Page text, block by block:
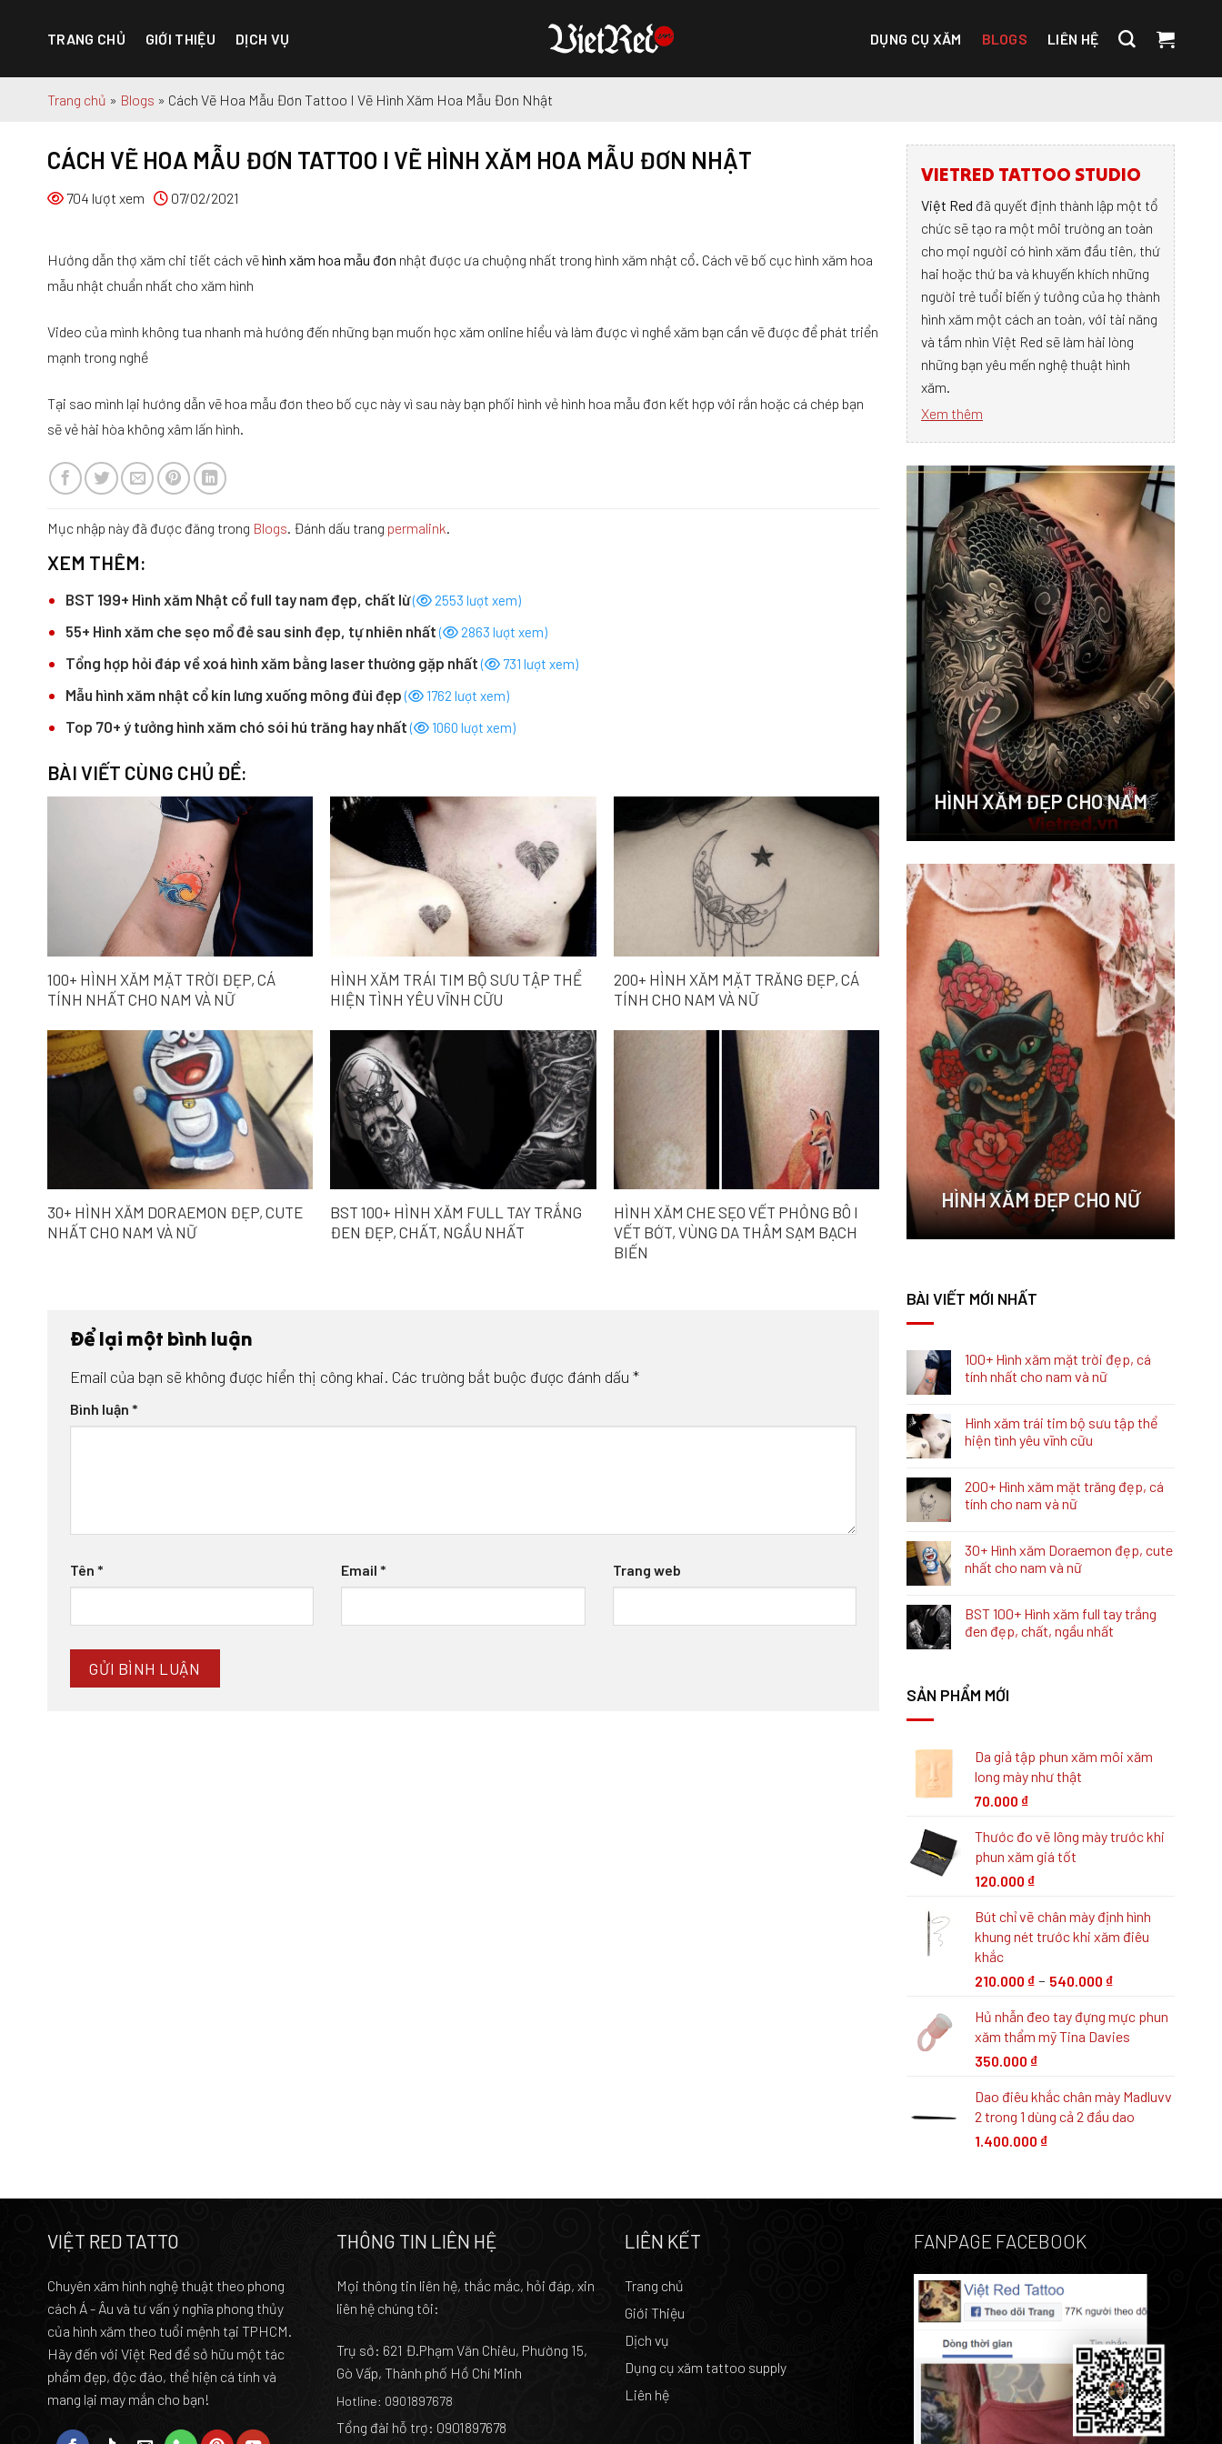
TRANG CHỦ GIỚI THIỆU DỊCH VỤ DỤNG CỤ XĂM BLOGS LIÊN HỆ
Trang chủ » Blogs » Cách Vẽ Hoa Mẫu Đơn Tattoo I Vẽ Hình Xăm Hoa Mẫu Đơn Nhật
CÁCH VẼ HOA MẪU ĐƠN TATTOO I VẼ HÌNH XĂM HOA MẪU ĐƠN NHẬT
704 lượt xem 07/02/2021
Hướng dẫn thợ xăm chi tiết cách vẽhình xăm hoa mẫu đơn nhật được ưa chuộng nhất trong hình xăm nhật cổ. Cách vẽ bố cục hình xăm hoa
mẫu nhật chuẩn nhất cho xăm hình
Video của mình không tua nhanh mà hướng đến những bạn muốn học xăm online hiểu và làm được vì nghề xăm bạn cần vẽ được để phát triển
mạnh trong nghề
Tại sao mình lại hướng dẫn vẽ hoa mẫu đơn theo bố cục này vì sau này bạn phối hình vẻ hình hoa mẫu đơn kết hợp với rắn hoặc cá chép bạn
sẽ vẻ hài hòa không xâm lấn hình.
Mục nhập này đã được đăng trong Blogs . Đánh dấu trang permalink
XEM THÊM:
BST 199+ Hình xăm Nhật cổ full tay nam đẹp, chất lừ( 2553 lượt xem)
55+ Hình xăm che sẹo mổ đẻ sau sinh đẹp, tự nhiên nhất( 2863 lượt xem)
Tổng hợp hỏi đáp về xoá hình xăm bằng laser thường gặp nhất( 731 lượt xem)
Mẫu hình xăm nhật cổ kín lưng xuống mông đùi đẹp( 1762 lượt xem)
Top 70+ ý tưởng hình xăm chó sói hú trăng hay nhất( 1060 lượt xem)
BÀI VIẾT CÙNG CHỦ ĐỀ:
100+ HÌNH XĂM MẶT TRỜI ĐẸP, CÁ
TÍNH NHẤT CHO NAM VÀ NỮ
HÌNH XĂM TRÁI TIM BỘ SƯU TẬP THỂ
HIỆN TÌNH YÊU VĨNH CỮU
200+ HÌNH XĂM MẶT TRĂNG ĐẸP, CÁ
TÍNH CHO NAM VÀ NỮ
30+ HÌNH XĂM DORAEMON ĐẸP, CUTE
NHẤT CHO NAM VÀ NỮ
BST 100+ HÌNH XĂM FULL TAY TRẮNG
ĐEN ĐẸP, CHẤT, NGẦU NHẤT
HÌNH XĂM CHE SẸO VẾT PHỎNG BÔ I
VẾT BỚT, VÙNG DA THÂM SẠM BẠCH
BIẾN
Để lại một bình luận
Email của bạn sẽ không được hiển thị công khai. Các trường bắt buộc được đánh dấu *
Bình luận *
Tên * Email* Trang web
VIETRED TATTOO STUDIO
Việt Red đã quyết định thành lập một tổ
chức sẽ tạo ra một môi trường an toàn
cho mọi người có hình xăm đầu tiên, thứ
hai hoặc thứ ba và khuyến khích những
người trẻ tuổi biến ý tưởng của họ thành
hình xăm một cách an toàn, với tài năng
và tầm nhìn Việt Red sẽ làm hài lòng
những bạn yêu mến nghệ thuật hình
xăm.
Xem thêm
HÌNH XĂM ĐẸP CHO NAM
HÌNH XĂM ĐẸP CHO NỮ
BÀI VIẾT MỚI NHẤT
100+ Hình xăm mặt trời đẹp, cá
tính nhất cho nam và nữ
Hình xăm trái tim bộ sưu tập thể
hiện tình yêu vĩnh cữu
200+ Hình xăm mặt trăng đẹp, cá
tính cho nam và nữ
30+ Hình xăm Doraemon đẹp, cute
nhất cho nam và nữ
BST 100+ Hình xăm full tay trắng
đen đẹp, chất, ngầu nhất
SẢN PHẨM MỚI
Da giả tập phun xăm môi xăm
long mày như thật
70.000 ₫
Thước đo vẽ lông mày trước khi
phun xăm giá tốt
120.000 ₫
Bút chỉ vẽ chân mày định hình
khung nét trước khi xăm điêu
khắc
210.000 ₫ – 540.000 ₫
Hủ nhẫn đeo tay đựng mực phun
xăm thẩm mỹ Tina Davies
350.000 ₫
Dao điêu khắc chân mày Madluvv
2 trong 1 dùng cả 2 đầu dao
1.400.000 ₫
VIỆT RED TATTO
Chuyên xăm hình nghệ thuật theo phong
cách Á - Âu và tư vấn ý nghĩa phong thủy
của hình xăm theo tuổi mệnh tại TPHCM.
Hãy đến với Việt Red để sở hữu một tác
phẩm đẹp, độc đáo, thể hiện cá tính và
mang lại may mắn cho bạn!
THÔNG TIN LIÊN HỆ
Mọi thông tin liên hệ, thắc mắc, hỏi đáp, xin
liên hệ chúng tôi:
Trụ sở: 621 Đ.Phạm Văn Chiêu, Phường 15,
Gò Vấp, Thành phố Hồ Chí Minh
Hotline: 0901897678
Tổng đài hỗ trợ: 0901897678
LIÊN KẾT
Trang chủ
Giới Thiệu
Dịch vụ
Dụng cụ xăm tattoo supply
Liên hệ
FANPAGE FACEBOOK